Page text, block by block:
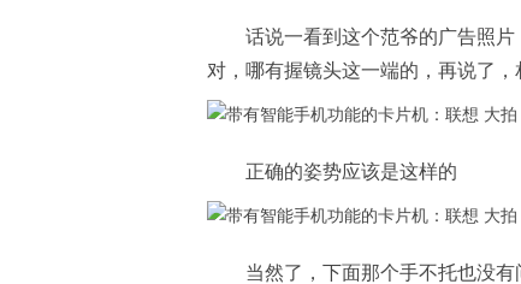
话说一看到这个范爷的广告照
对，哪有握镜头这一端的，再说了，
正确的姿势应该是这样的
当然了，下面那个手不托也没